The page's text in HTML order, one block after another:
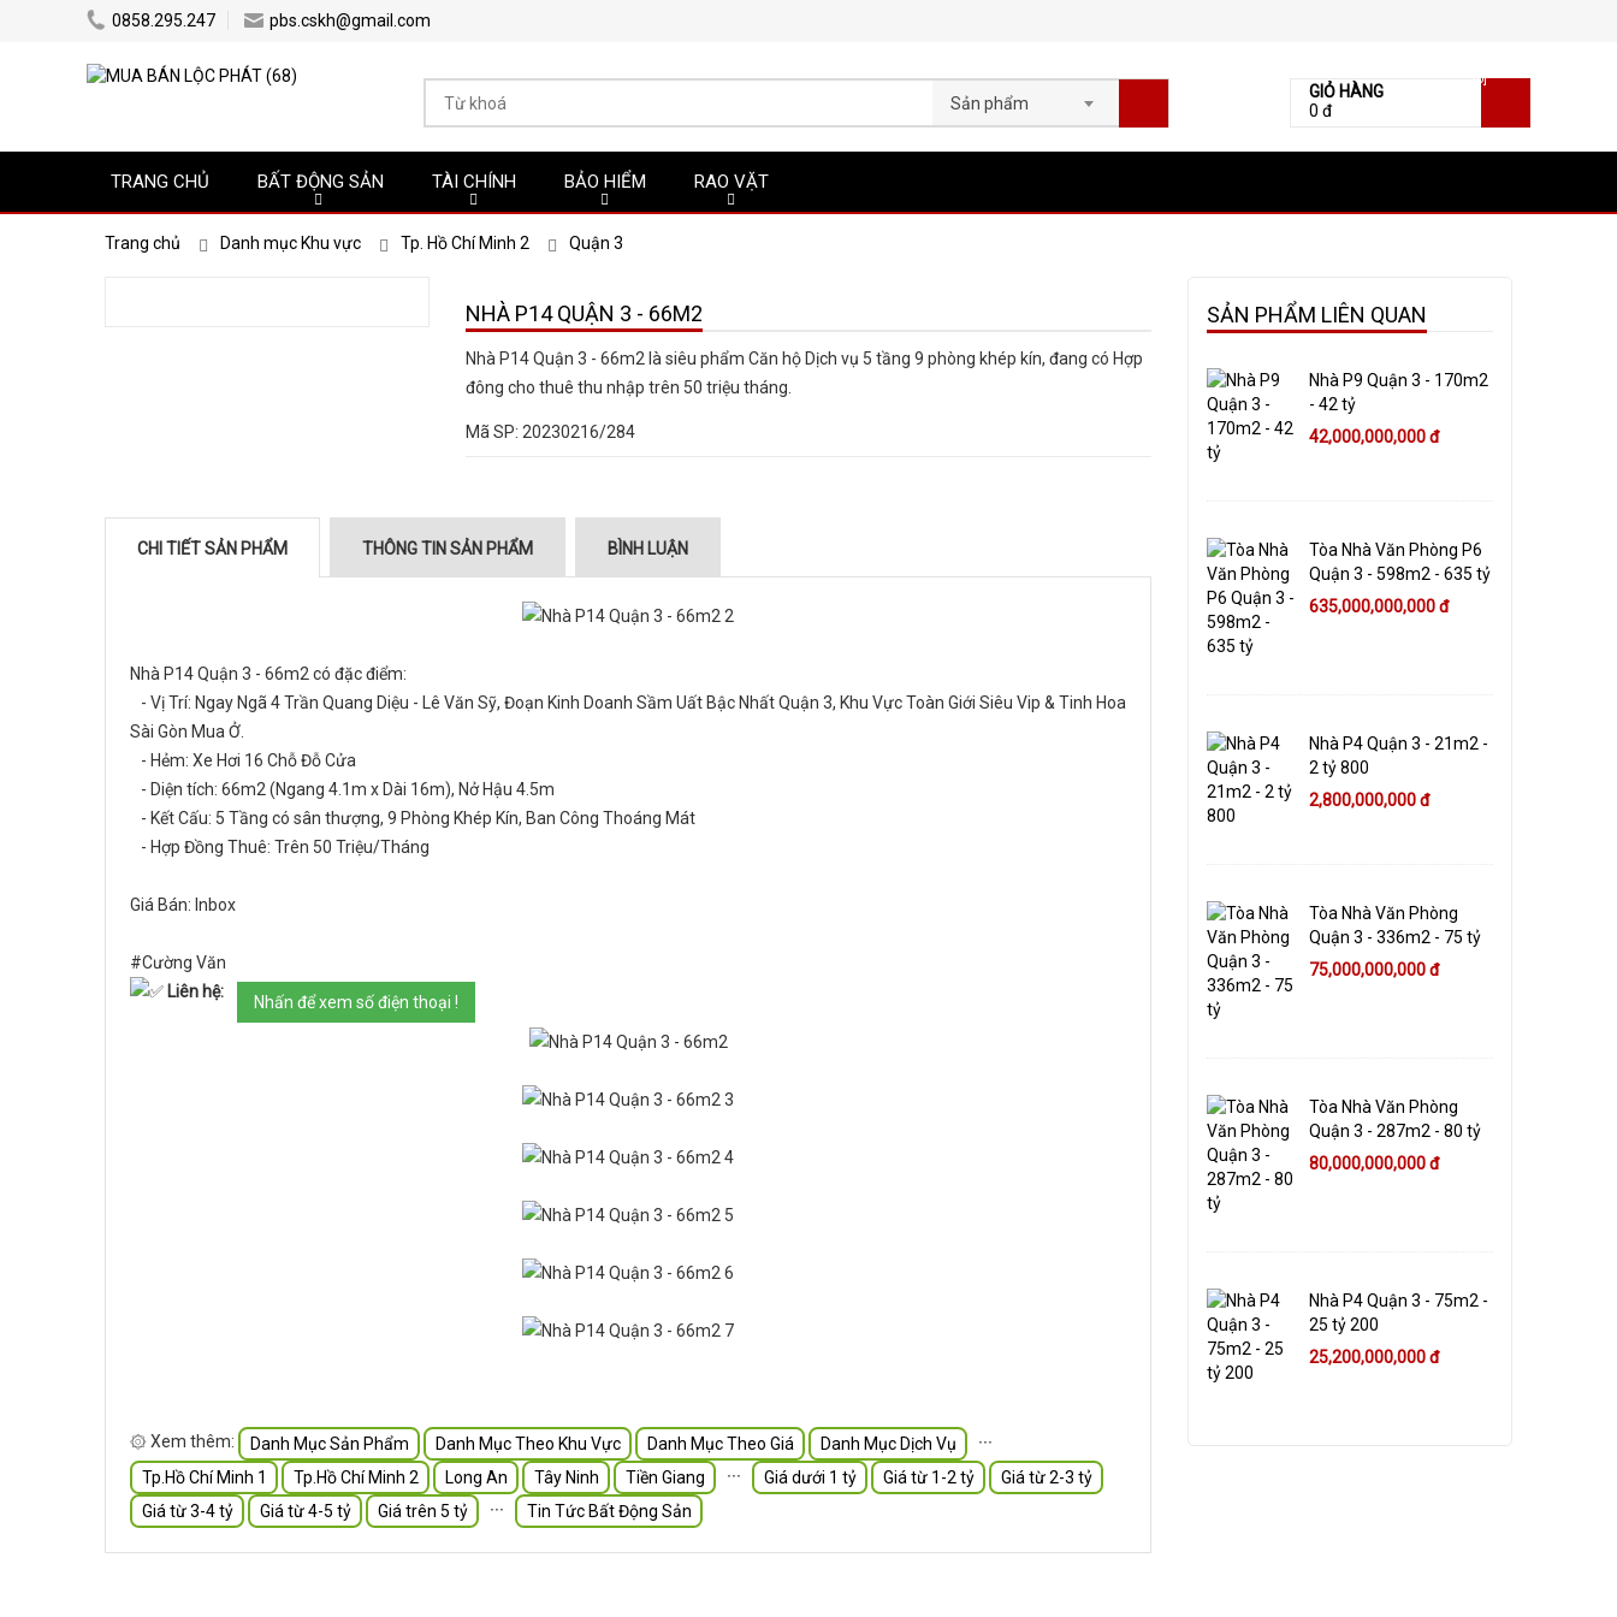
0858.295.247 pbs.cskh@gmail.com
Sản phẩm
GIỎ HÀNG
0 đ
[0]
TRANG CHỦ BẤT ĐỘNG SẢN TÀI CHÍNH BẢO HIỂM RAO VẶT
Trang chủ Danh mục Khu vực Tp. Hồ Chí Minh 2 Quận 3
NHÀ P14 QUẬN 3 - 66M2
Nhà P14 Quận 3 - 66m2 là siêu phẩm Căn hộ Dịch vụ 5 tầng 9 phòng khép kín, đang có Hợp
đông cho thuê thu nhập trên 50 triệu tháng.
Mã SP: 20230216/284
CHI TIẾT SẢN PHẨM THÔNG TIN SẢN PHẨM BÌNH LUẬN
Nhà P14 Quận 3 - 66m2 có đặc điểm:
- Vị Trí: Ngay Ngã 4 Trần Quang Diệu - Lê Văn Sỹ, Đoạn Kinh Doanh Sầm Uất Bậc Nhất Quận 3, Khu Vực Toàn Giới Siêu Vip & Tinh Hoa
Sài Gòn Mua Ở.
- Hẻm: Xe Hơi 16 Chỗ Đỗ Cửa
- Diện tích: 66m2 (Ngang 4.1m x Dài 16m), Nở Hậu 4.5m
- Kết Cấu: 5 Tầng có sân thượng, 9 Phòng Khép Kín, Ban Công Thoáng Mát
- Hợp Đồng Thuê: Trên 50 Triệu/Tháng
Giá Bán: Inbox
#Cường Văn
Liên hệ:
Nhấn để xem số điện thoại !
۞ Xem thêm: Danh Mục Sản Phẩm Danh Mục Theo Khu Vực Danh Mục Theo Giá Danh Mục Dịch Vụ
∙∙∙
Tp.Hồ Chí Minh 1
Tp.Hồ Chí Minh 2 Long An Tây Ninh Tiền Giang ∙∙∙ Giá dưới 1 tỷ Giá từ 1-2 tỷ
Giá từ 2-3 tỷ
Giá từ 3-4 tỷ
Giá từ 4-5 tỷ Giá trên 5 tỷ ∙∙∙ Tin Tức Bất Động Sản
SẢN PHẨM LIÊN QUAN
Nhà P9 Quận 3 - 170m2
- 42 tỷ
42,000,000,000 đ
Tòa Nhà Văn Phòng P6
Quận 3 - 598m2 - 635 tỷ
635,000,000,000 đ
Nhà P4 Quận 3 - 21m2 -
2 tỷ 800
2,800,000,000 đ
Tòa Nhà Văn Phòng
Quận 3 - 336m2 - 75 tỷ
75,000,000,000 đ
Tòa Nhà Văn Phòng
Quận 3 - 287m2 - 80 tỷ
80,000,000,000 đ
Nhà P4 Quận 3 - 75m2 -
25 tỷ 200
25,200,000,000 đ